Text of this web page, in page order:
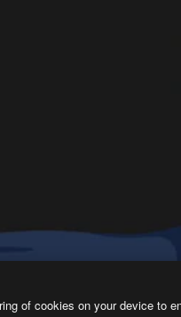
of cookies on your device to